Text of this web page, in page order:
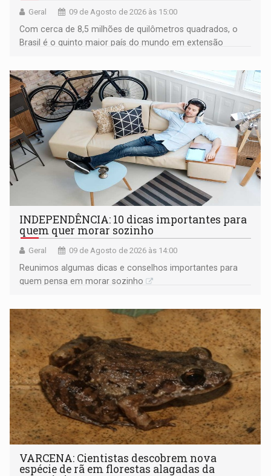
Geral 09 de Agosto de 2026 às 15:00
Com cerca de 8,5 milhões de quilômetros quadrados, o
Brasil é o quinto maior país do mundo em extensão
INDEPENDÊNCIA: 10 dicas importantes para
quem quer morar sozinho
Geral 09 de Agosto de 2026 às 14:00
Reunimos algumas dicas e conselhos importantes para
quem pensa em morar sozinho
VARCENA: Cientistas descobrem nova
espécie de rã em florestas alagadas da